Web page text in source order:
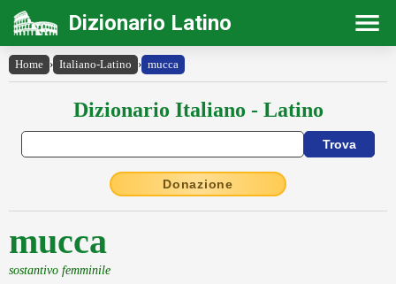
Dizionario Latino
Home › Italiano-Latino › mucca
Dizionario Italiano - Latino
Donazione
mucca
sostantivo femminile